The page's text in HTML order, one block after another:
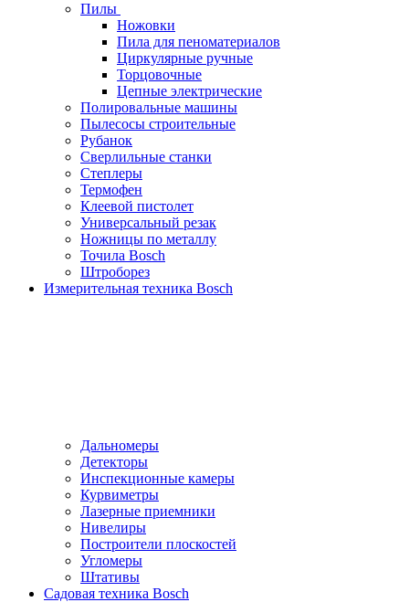
Пилы
Ножовки
Пила для пеноматериалов
Циркулярные ручные
Торцовочные
Цепные электрические
Полировальные машины
Пылесосы cтроительные
Рубанок
Сверлильные станки
Степлеры
Термофен
Клеевой пистолет
Универсальный резак
Ножницы по металлу
Точила Bosch
Штроборез
Измерительная техника Bosch
Дальномеры
Детекторы
Инспекционные камеры
Курвиметры
Лазерные приемники
Нивелиры
Построители плоскостей
Угломеры
Штативы
Садовая техника Bosch